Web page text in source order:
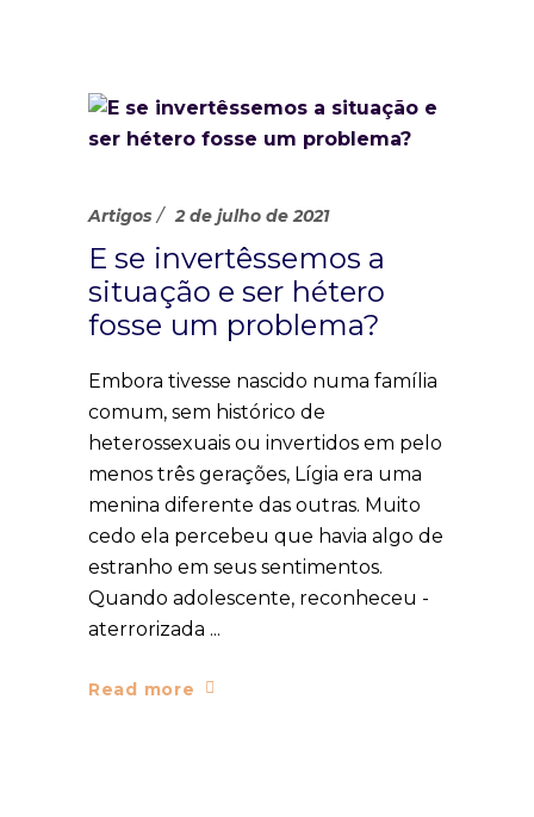
Artigos 2 de julho de 2021
E se invertêssemos a
situação e ser hétero
fosse um problema?
Embora tivesse nascido numa família
comum, sem histórico de
heterossexuais ou invertidos em pelo
menos três gerações, Lígia era uma
menina diferente das outras. Muito
cedo ela percebeu que havia algo de
estranho em seus sentimentos.
Quando adolescente, reconheceu -
aterrorizada
Read more